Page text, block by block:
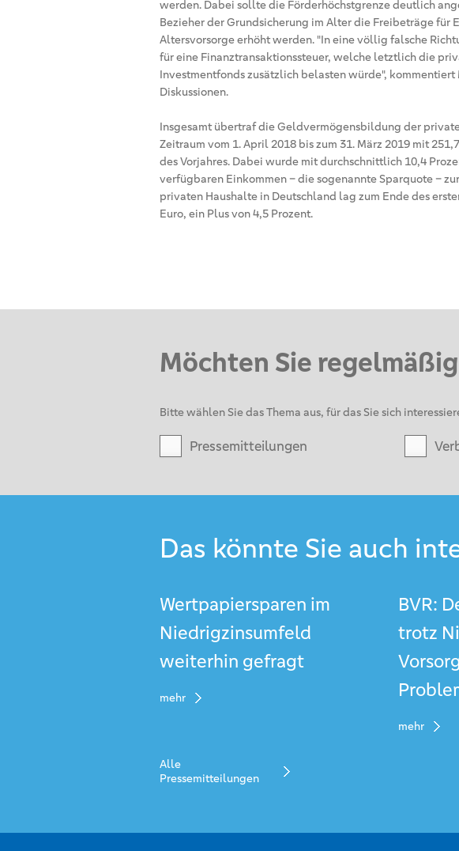
werden. Dabei sollte die Förderhöchstgrenze deutlich
Bezieher der Grundsicherung im Alter die Freibeträge für
Altersvorsorge erhöht werden. "In eine völlig falsche
für eine Finanztransaktionssteuer, welche letztlich die
Investmentfonds zusätzlich belasten würde",
Diskussionen.
Insgesamt übertraf die Geldvermögensbildung der
Zeitraum vom 1. April 2018 bis zum 31. März 2019 mit
des Vorjahres. Dabei wurde mit durchschnittlich 10,4
verfügbaren Einkommen – die sogenannte Sparquote –
privaten Haushalte in Deutschland lag zum Ende des
Euro, ein Plus von 4,5 Prozent.
Möchten Sie
Bitte wählen Sie das Thema aus, für das Sie sich
Pressemitteilungen
Das könnte Sie auch
Wertpapiersparen im
Niedrigzinsumfeld
weiterhin gefragt
mehr
BVR:
trotz
mehr
Alle
Pressemitteilungen